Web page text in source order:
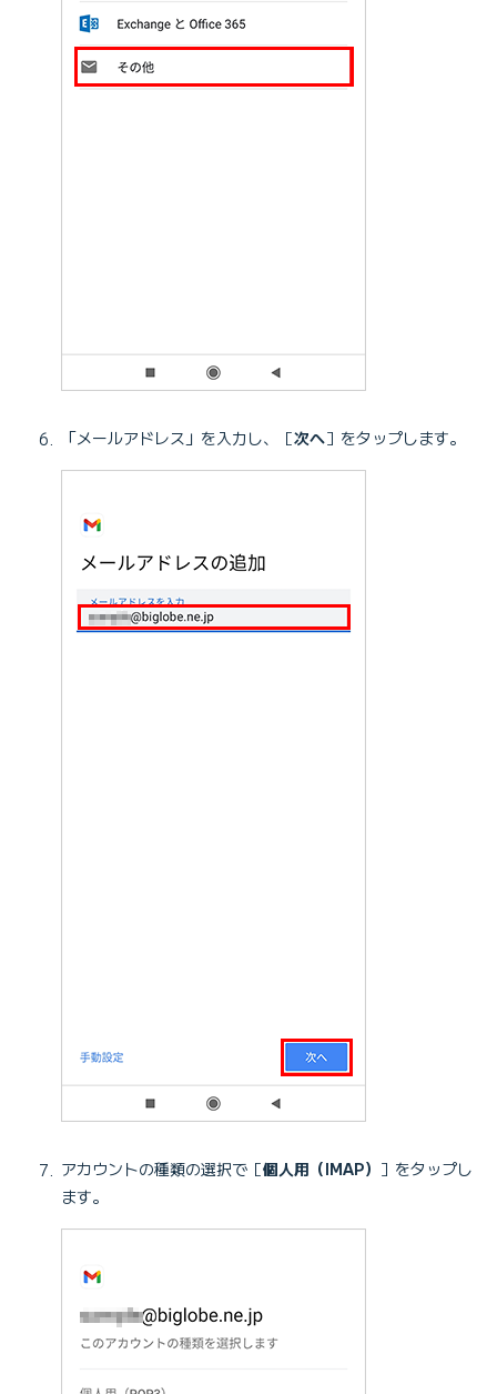
「メールアドレス」を入力し、［次へ］をタップします。
アカウントの種類の選択で［個人用（IMAP） ］をタップし
ます。